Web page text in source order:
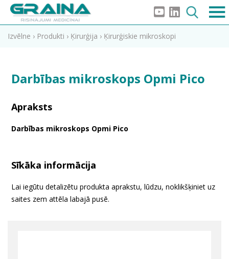
Izvēlne › Produkti › Ķirurģija › Ķirurģiskie mikroskopi
Darbības mikroskops Opmi Pico
Apraksts
Darbības mikroskops Opmi Pico
Sīkāka informācija
Lai iegūtu detalizētu produkta aprakstu, lūdzu, noklikšķiniet uz
saites zem attēla labajā pusē.